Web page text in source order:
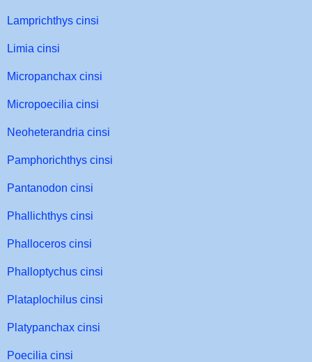
Lamprichthys cinsi
Limia cinsi
Micropanchax cinsi
Micropoecilia cinsi
Neoheterandria cinsi
Pamphorichthys cinsi
Pantanodon cinsi
Phallichthys cinsi
Phalloceros cinsi
Phalloptychus cinsi
Plataplochilus cinsi
Platypanchax cinsi
Poecilia cinsi